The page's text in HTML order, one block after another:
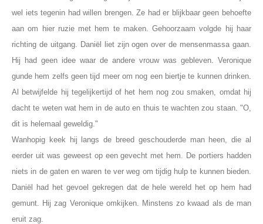
wel iets tegenin had willen brengen. Ze had er blijkbaar geen behoefte
aan om hier ruzie met hem te maken. Gehoorzaam volgde hij haar
richting de uitgang. Daniël liet zijn ogen over de mensenmassa gaan.
Hij had geen idee waar de andere vrouw was gebleven. Veronique
gunde hem zelfs geen tijd meer om nog een biertje te kunnen drinken.
Al betwijfelde hij tegelijkertijd of het hem nog zou smaken, omdat hij
dacht te weten wat hem in de auto en thuis te wachten zou staan. "O,
dit is helemaal geweldig."
Wanhopig keek hij langs de breed geschouderde man heen, die al
eerder uit was geweest op een gevecht met hem. De portiers hadden
niets in de gaten en waren te ver weg om tijdig hulp te kunnen bieden.
Daniël had het gevoel gekregen dat de hele wereld het op hem had
gemunt. Hij zag Veronique omkijken. Minstens zo kwaad als de man
eruit zag.